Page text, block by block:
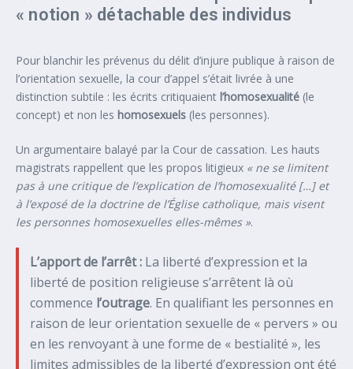
« notion » détachable des individus
Pour blanchir les prévenus du délit d’injure publique à raison de
l’orientation sexuelle, la cour d’appel s’était livrée à une
distinction subtile : les écrits critiquaient l’homosexualité (le
concept) et non les homosexuels (les personnes).
Un argumentaire balayé par la Cour de cassation. Les hauts
magistrats rappellent que les propos litigieux « ne se limitent
pas à une critique de l’explication de l’homosexualité […] et
à l’exposé de la doctrine de l’Église catholique, mais visent
les personnes homosexuelles elles-mêmes ».
L’apport de l’arrêt :La liberté d’expression et la
liberté de position religieuse s’arrêtent là où
commence l’outrage. En qualifiant les personnes en
raison de leur orientation sexuelle de « pervers » ou
en les renvoyant à une forme de « bestialité », les
limites admissibles de la liberté d’expression ont été